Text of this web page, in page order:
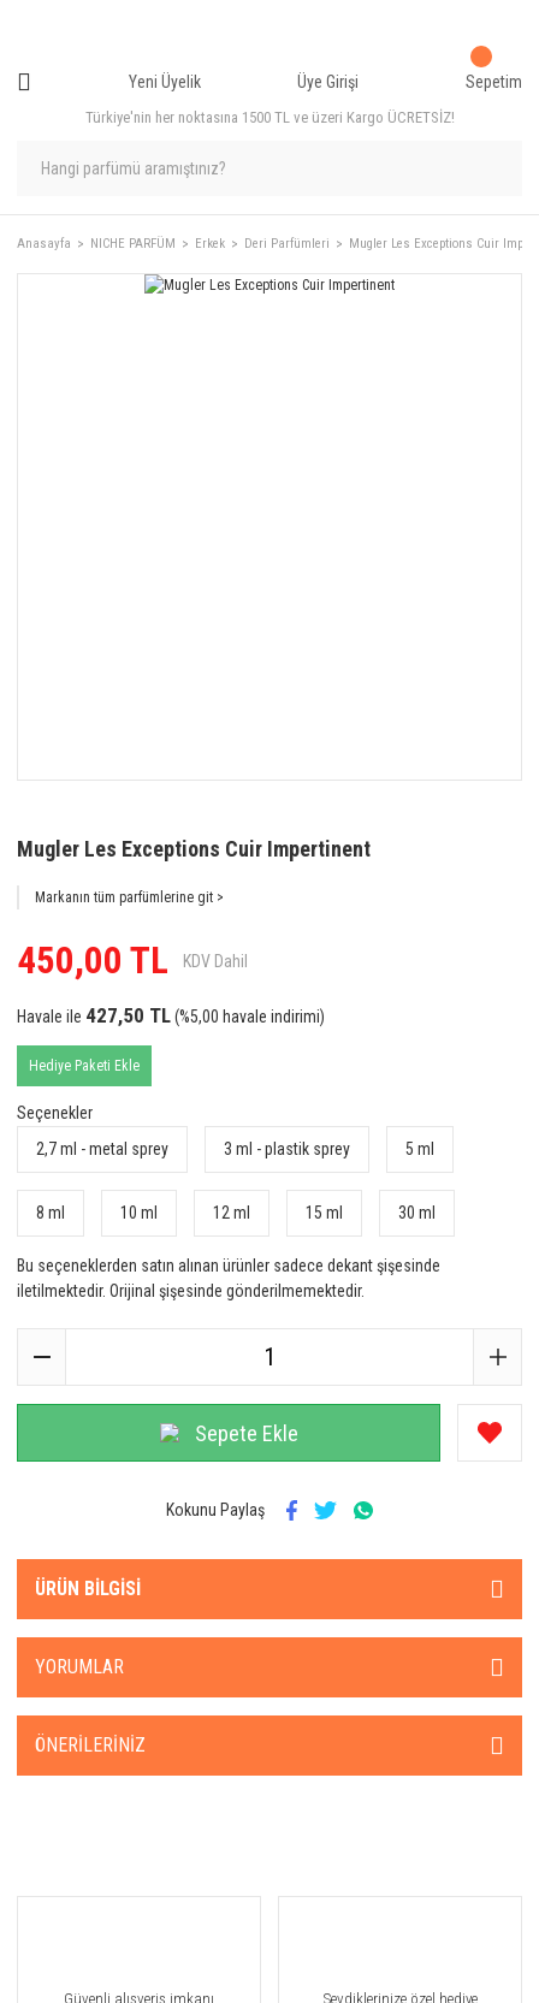
Türkiye'nin her noktasına 1500 TL ve üzeri Kargo ÜCRETSİZ!
Yeni Üyelik Üye Girişi Sepetim
Anasayfa NICHE PARFÜM Erkek Deri Parfümleri Mugler Les Exceptions Cuir
Mugler Les Exceptions Cuir Impertinent
Markanın tüm parfümlerine git >
450,00 TL KDV Dahil
Havale ile 427,50 TL(%5,00 havale indirimi)
Hediye Paketi Ekle
Seçenekler
2,7 ml - metal sprey
3 ml - plastik sprey 5 ml
8 ml 10 ml 12 ml 15 ml 30 ml
Bu seçeneklerden satın alınan ürünler sadece dekant şişesinde
iletilmektedir. Orijinal şişesinde gönderilmemektedir.
Sepete Ekle
Kokunu Paylaş
ÜRÜN BILGISI
YORUMLAR
ÖNERILERINIZ
Güvenli alışveriş imkanı
Sevdiklerinize özel hediye